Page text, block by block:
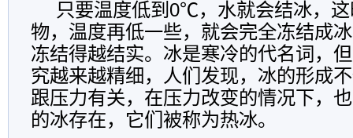
只要温度低到0℃，水就会结冰，
物，温度再低一些，就会完全冻结成
冻结得越结实。冰是寒冷的代名词，
究越来越精细，人们发现，冰的形成
跟压力有关，在压力改变的情况下，
的冰存在，它们被称为热冰。